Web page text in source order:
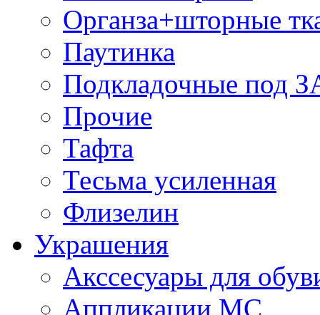
Органза+шторные
Паутинка
Подкладочные под
Прочие
Тафта
Тесьма усиленная
Флизелин
Украшения
Акссесуары для
Аппликации МС